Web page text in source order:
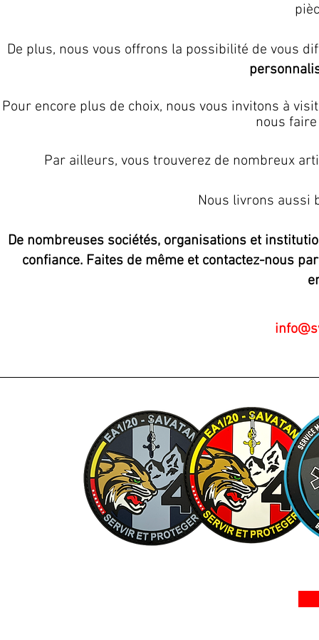
De plus, nous vous offrons la possibilité de vous
Pour encore plus de choix, nous vous invitons à
nous
Par ailleurs, vous trouverez de nombreux
Nous livrons aussi
De nombreuses sociétés, organisations et
confiance. Faites de même et contactez-nous par